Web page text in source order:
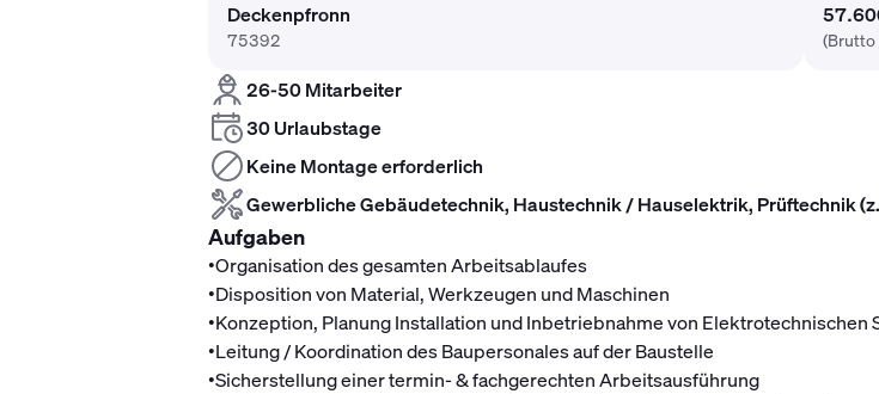
Deckenpfronn
75392 (Brutto
26-50 Mitarbeiter
30 Urlaubstage
Keine Montage erforderlich
Gewerbliche Gebäudetechnik, Haustechnik / Hauselektrik, Prüftechnik
Aufgaben
•Organisation des gesamten Arbeitsablaufes
•Disposition von Material, Werkzeugen und Maschinen
•Konzeption, Planung Installation und Inbetriebnahme von Elektrotechnischen
•Leitung / Koordination des Baupersonales auf der Baustelle
•Sicherstellung einer termin- & fachgerechten Arbeitsausführung